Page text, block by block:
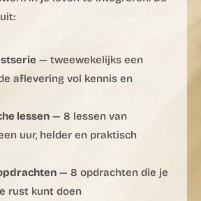
— tweewekelijks een
aflevering vol kennis en
lessen — 8 lessen van
uur, helder en praktisch
— 8 opdrachten die je
rust kunt doen